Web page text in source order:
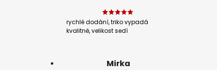
rychlé dodání, triko vypadá
kvalitně, velikost sedí
Mirka